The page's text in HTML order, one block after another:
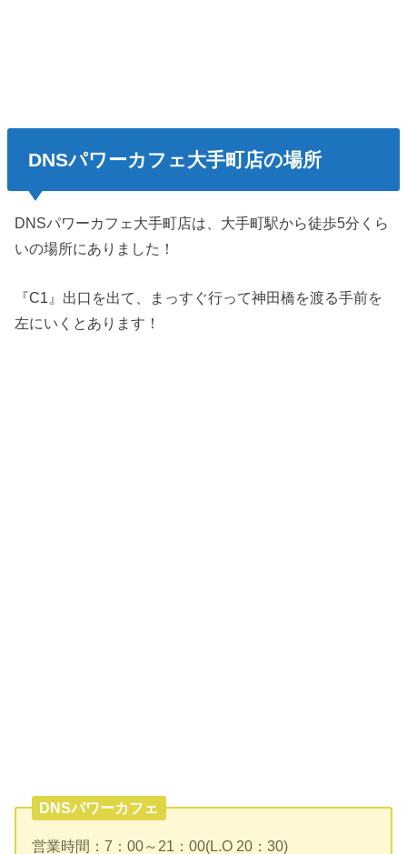
DNSパワーカフェ大手町店の場所
DNSパワーカフェ大手町店は、大手町駅から徒歩5分くら
いの場所にありました！
『C1』出口を出て、まっすぐ行って神田橋を渡る手前を
左にいくとあります！
DNSパワーカフェ
営業時間：7：00～21：00(L.O 20：30)